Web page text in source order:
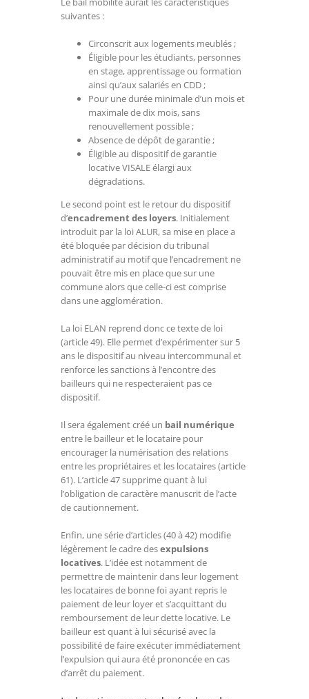
suivantes :
Circonscrit aux logements meublés ;
Éligible pour les étudiants, personnes
en stage, apprentissage ou formation
ainsi qu’aux salariés en CDD ;
Pour une durée minimale d’un mois et
maximale de dix mois, sans
renouvellement possible ;
Absence de dépôt de garantie ;
Éligible au dispositif de garantie
locative VISALE élargi aux
dégradations.
Le second point est le retour du dispositif
d’encadrement des loyers. Initialement
introduit par la loi ALUR, sa mise en place a
été bloquée par décision du tribunal
administratif au motif que l’encadrement ne
pouvait être mis en place que sur une
commune alors que celle-ci est comprise
dans une agglomération.
La loi ELAN reprend donc ce texte de loi
(article 49). Elle permet d’expérimenter sur 5
ans le dispositif au niveau intercommunal et
renforce les sanctions à l’encontre des
bailleurs qui ne respecteraient pas ce
dispositif.
Il sera également créé un bail numérique
entre le bailleur et le locataire pour
encourager la numérisation des relations
entre les propriétaires et les locataires (article
61). L’article 47 supprime quant à lui
l’obligation de caractère manuscrit de l’acte
de cautionnement.
Enfin, une série d’articles (40 à 42) modifie
légèrement le cadre desexpulsions
locatives. L’idée est notamment de
permettre de maintenir dans leur logement
les locataires de bonne foi ayant repris le
paiement de leur loyer et s’acquittant du
remboursement de leur dette locative. Le
bailleur est quant à lui sécurisé avec la
possibilité de faire exécuter immédiatement
l’expulsion qui aura été prononcée en cas
d’arrêt du paiement.